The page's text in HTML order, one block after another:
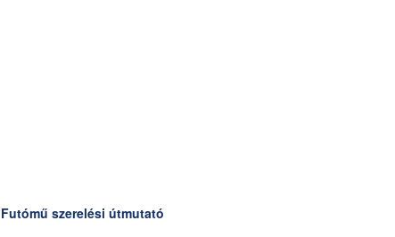
Futómű szerelési útmutató